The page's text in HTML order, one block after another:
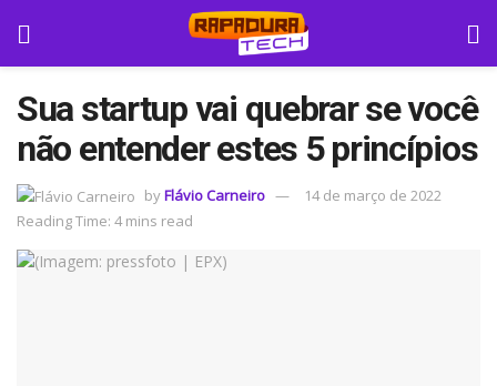
Sua startup vai quebrar se você
não entender estes 5 princípios
byFlávio Carneiro
14 de março de 2022
Reading Time: 4 mins read